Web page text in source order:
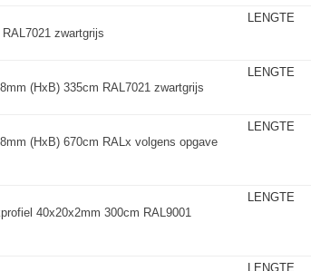
zwartgrijs
LENGTE
(HxB) 335cm RAL7021 zwartgrijs
LENGTE
(HxB) 670cm RALx volgens opgave
LENGTE
40x20x2mm 300cm RAL9001
LENGTE
LENGTE